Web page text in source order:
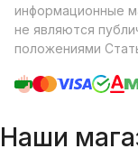
информационные
не являются
положениями
Наши